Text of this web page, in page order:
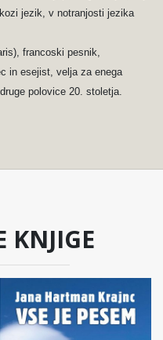
jezik, v notranjosti jezika
francoski pesnik,
in esejist, velja za enega
polovice 20. stoletja.
KNJIGE